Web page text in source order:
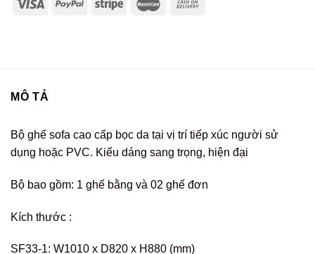
MÔ TẢ
Bộ ghế sofa cao cấp bọc da tại vị trí tiếp xúc người sử
dụng hoặc PVC. Kiểu dáng sang trọng, hiện đại
Bộ bao gồm: 1 ghế bằng và 02 ghế đơn
Kích thước :
SF33-1: W1010 x D820 x H880 (mm)